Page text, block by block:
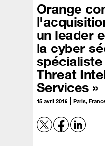
Orange
un leader
la cyber
spécialiste
Threat
Services »
15 avril 2016 Paris,